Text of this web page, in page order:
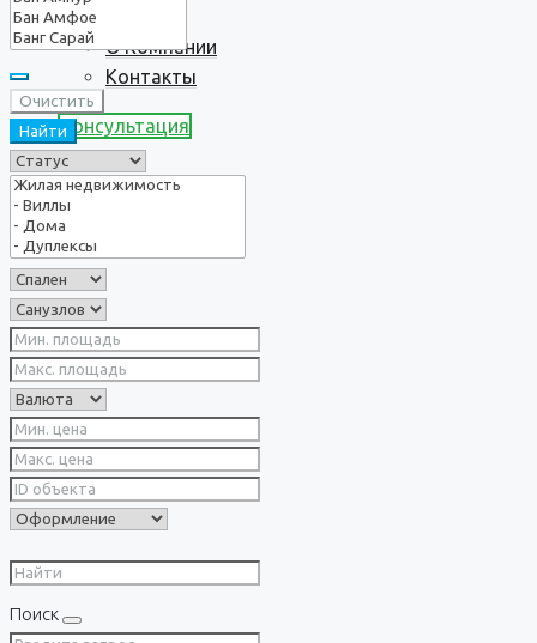
О Компании
Контакты
Консультация
Очистить
Найти
Поиск